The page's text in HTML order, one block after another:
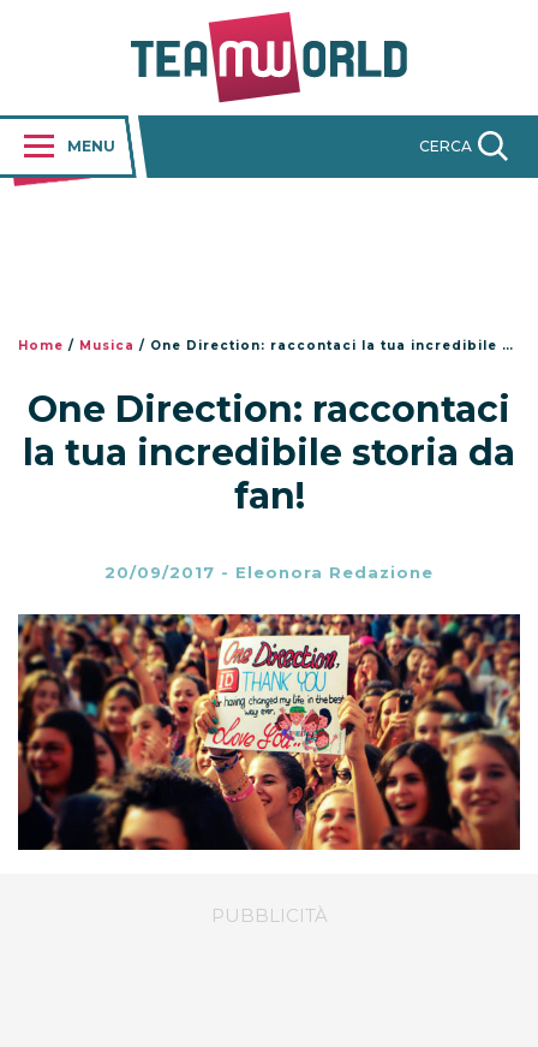
MENU CERCA
Home / Musica / One Direction: raccontaci la tua incredibile storia da fan!
One Direction: raccontaci
la tua incredibile storia da
fan!
20/09/2017 - Eleonora Redazione